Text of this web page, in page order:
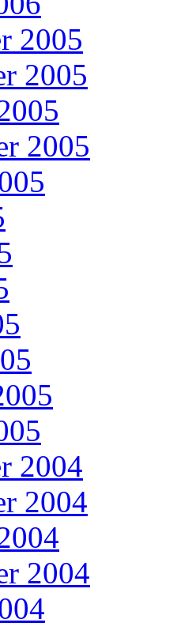
2005
2005
2005
2004
2004
2004